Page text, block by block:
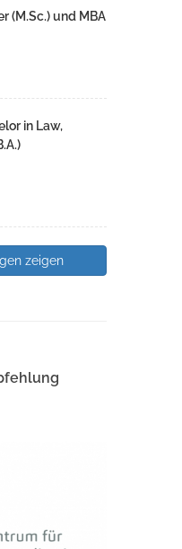
(M.Sc.) und MBA
in Law,
zeigen